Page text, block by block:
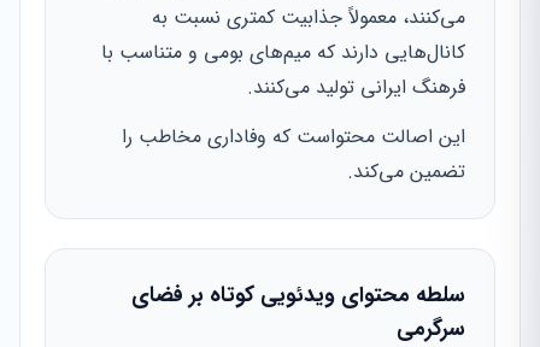
می‌کنند، معمولاً جذابیت کمتری نسبت به
کانال‌هایی دارند که میم‌های بومی و متناسب با
فرهنگ ایرانی تولید می‌کنند.
این اصالت محتواست که وفاداری مخاطب را
تضمین می‌کند.
سلطه محتوای ویدئویی کوتاه بر فضای
سرگرمی